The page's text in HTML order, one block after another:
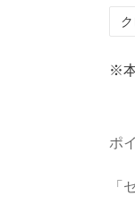
※
ポ
「